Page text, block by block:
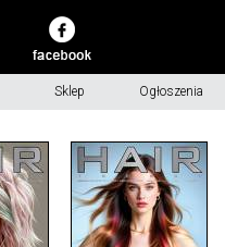
Sklep Ogłoszenia